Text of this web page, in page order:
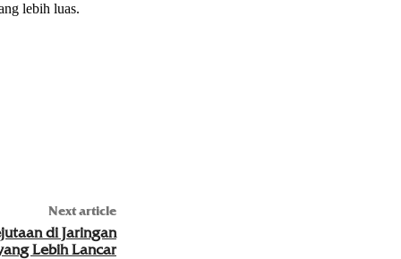
lebih luas.
Next article
di Jaringan
Lebih Lancar